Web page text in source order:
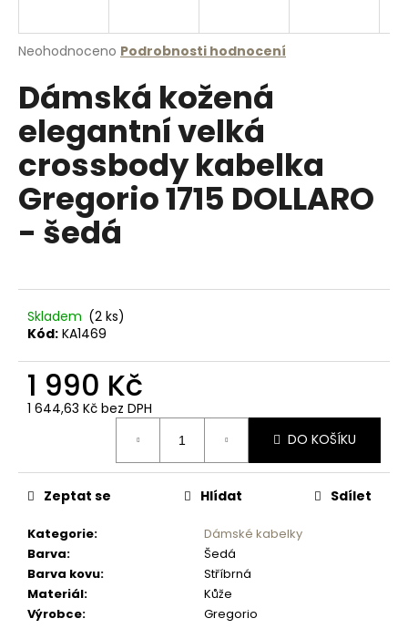
Průměrné
produktu
je
z
5
hvězdiček.
Neohodnoceno Podrobnosti hodnocení
Dámská kožená
elegantní velká
crossbody kabelka
Gregorio 1715 DOLLARO
- šedá
Skladem (2 ks)
Kód: KA1469
1 990 Kč
1 644,63 Kč bez DPH
DO KOŠÍKU
Kategorie:
Dámské kabelky
Barva:
Šedá
Barva kovu:
Stříbrná
Materiál:
Kůže
Výrobce: Gregorio
Zeptat se Hlídat Sdílet
j
t
?
HLEDAT
D
o
p
č
e
m
DÁMSKÁ
KOŽENÁ
PENĚŽENKA
GREGORIO
GS-